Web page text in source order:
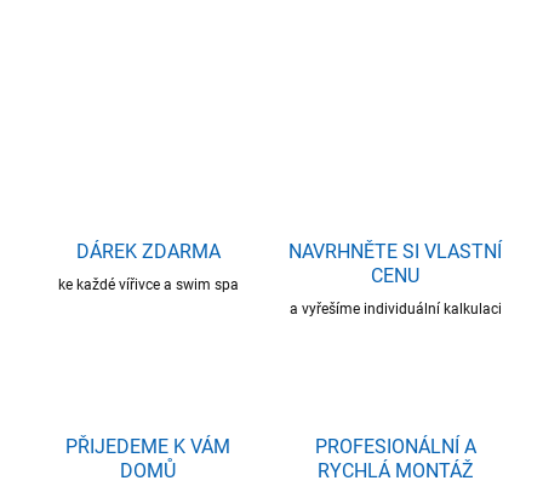
DÁREK ZDARMA
ke každé vířivce a swim spa
NAVRHNĚTE SI VLASTNÍ
CENU
a vyřešíme individuální kalkulaci
PŘIJEDEME K VÁM
DOMŮ
PROFESIONÁLNÍ A
RYCHLÁ MONTÁŽ